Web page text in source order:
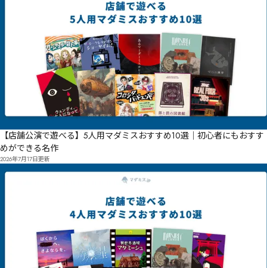
【店舗公演で遊べる】5人用マダミスおすすめ10選｜初心者にもおすす
めができる名作
2026年7月17日更新